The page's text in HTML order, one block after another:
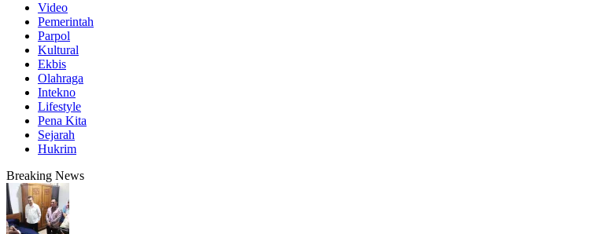
Video
Pemerintah
Parpol
Kultural
Ekbis
Olahraga
Intekno
Lifestyle
Pena Kita
Sejarah
Hukrim
Breaking News